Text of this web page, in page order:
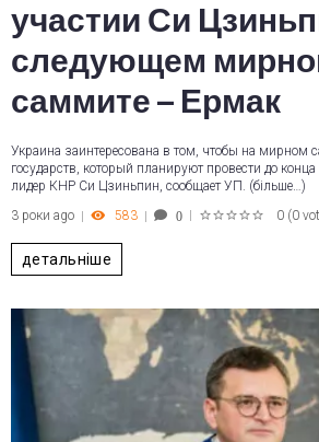
участии Си
следующем
саммите – Ермак
Украина заинтересована в том, чтобы на мирном
государств, который планируют провести до конца
лидер КНР Си Цзиньпин, сообщает УП. (більше…)
3 роки ago
583 0 0 (0
детальніше